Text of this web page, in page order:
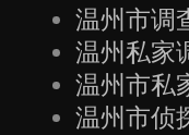
温州市调
温州私家
温州市私
温州市侦